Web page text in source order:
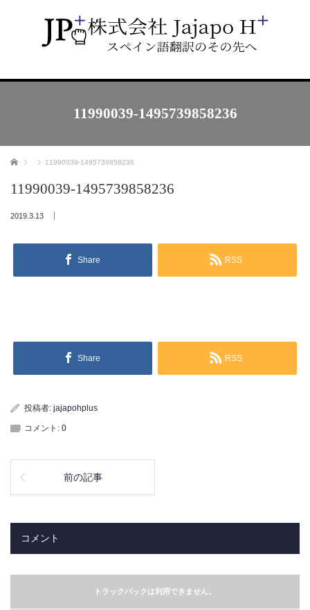
11990039-1495739858236
ホーム 11990039-1495739858236
11990039-1495739858236
2019.3.13
Share RSS
Share RSS
投稿者: jajapohplus
コメント: 0
前の記事
コメント
トラックバックは利用できません。